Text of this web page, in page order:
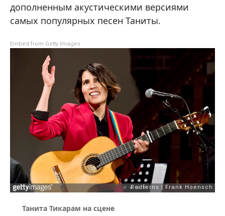
дополненным акустическими версиями
самых популярных песен Таниты.
Embed from Getty Images
Танита Тикарам на сцене